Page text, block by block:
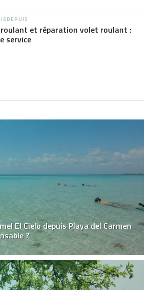
roulant et réparation volet roulant :
service
El Cielo depuis Playa del Carmen
?